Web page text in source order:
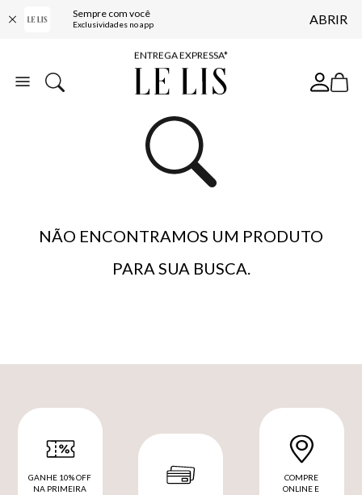
Sempre com você
Exclusividades no app ABRIR
COMPRE ONLINE E RETIRE EM LOJA*
ENTREGA EXPRESSA*
FRETE GRÁTIS*
10% OFF NA PRIMEIRA COMPRA*
NÃO ENCONTRAMOS UM PRODUTO
PARA SUA BUSCA.
GANHE 10% OFF
NA PRIMEIRA
COMPRE
ONLINE E